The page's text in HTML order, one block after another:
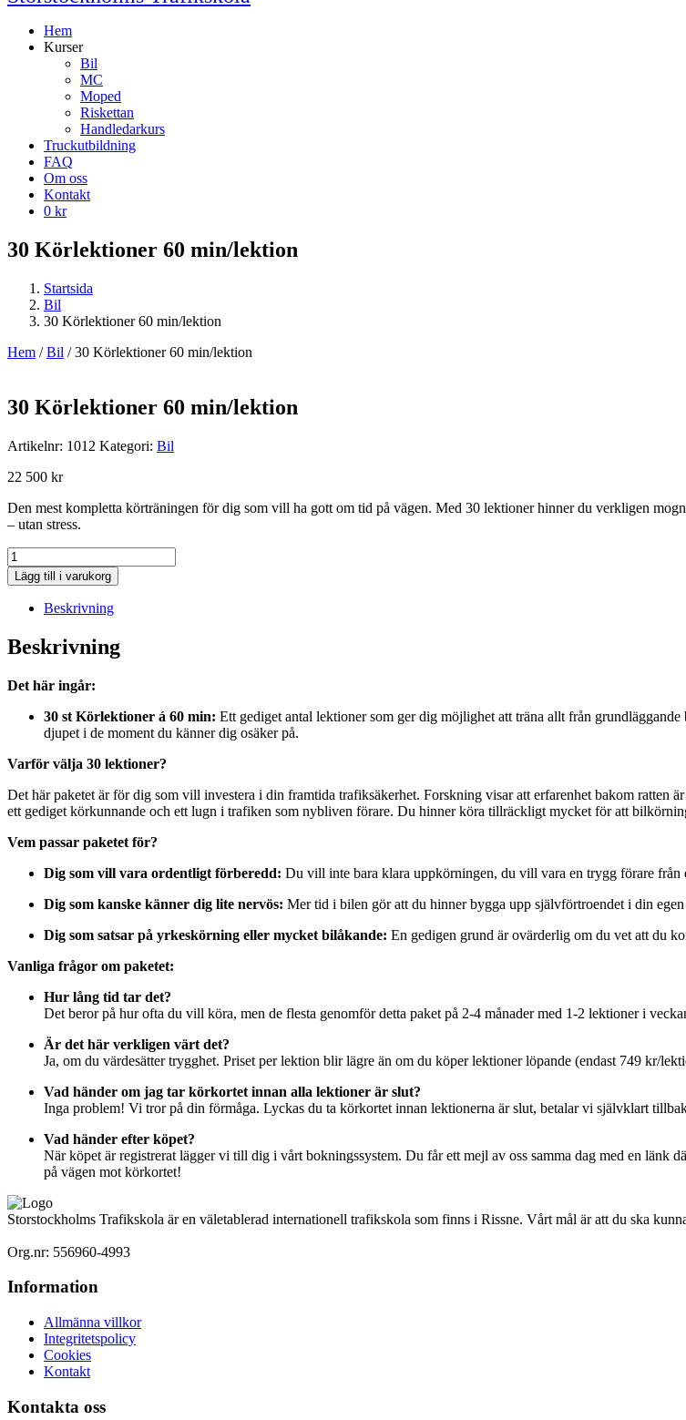
Hem
Kurser
Bil
MC
Moped
Riskettan
Handledarkurs
Truckutbildning
FAQ
Om oss
Kontakt
0 kr
30 Körlektioner 60 min/lektion
Startsida
Bil
30 Körlektioner 60 min/lektion
Hem /Bil / 30 Körlektioner 60 min/lektion
30 Körlektioner 60 min/lektion
Artikelnr: 1012 Kategori: Bil
22 500 kr
Den mest kompletta körträningen för dig som vill ha gott om tid på vägen. Med 30 lektioner hinner du verkligen
– utan stress.
30
Körlektioner
60
min/lektion
mängd
Lägg till i varukorg
Beskrivning
Beskrivning
Det här ingår:
30 st Körlektioner á 60 min: Ett gediget antal lektioner som ger dig möjlighet att träna allt från
djupet i de moment du känner dig osäker på.
Varför välja 30 lektioner?
Det här paketet är för dig som vill investera i din framtida trafiksäkerhet. Forskning visar att erfarenhet bakom ratten
ett gediget körkunnande och ett lugn i trafiken som nybliven förare. Du hinner köra tillräckligt mycket för att
Vem passar paketet för?
Dig som vill vara ordentligt förberedd: Du vill inte bara klara uppkörningen, du vill vara en trygg förare från
Dig som kanske känner dig lite nervös: Mer tid i bilen gör att du hinner bygga upp självförtroendet i din egen
Dig som satsar på yrkeskörning eller mycket bilåkande: En gedigen grund är ovärderlig om du vet att du
Vanliga frågor om paketet:
Hur lång tid tar det?
Det beror på hur ofta du vill köra, men de flesta genomför detta paket på 2-4 månader med 1-2 lektioner i
Är det här verkligen värt det?
Ja, om du värdesätter trygghet. Priset per lektion blir lägre än om du köper lektioner löpande (endast 749 kr/
Vad händer om jag tar körkortet innan alla lektioner är slut?
Inga problem! Vi tror på din förmåga. Lyckas du ta körkortet innan lektionerna är slut, betalar vi självklart
Vad händer efter köpet?
När köpet är registrerat lägger vi till dig i vårt bokningssystem. Du får ett mejl av oss samma dag med en länk
på vägen mot körkortet!
Storstockholms Trafikskola är en väletablerad internationell trafikskola som finns i Rissne. Vårt mål är att du ska
Org.nr: 556960-4993
Information
Allmänna villkor
Integritetspolicy
Cookies
Kontakt
Kontakta oss